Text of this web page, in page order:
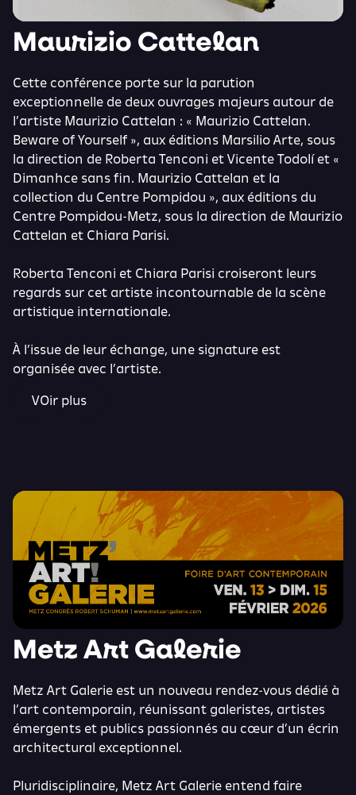
Maurizio Cattelan
Cette conférence porte sur la parution
exceptionnelle de deux ouvrages majeurs autour de
l’artiste Maurizio Cattelan : « Maurizio Cattelan.
Beware of Yourself », aux éditions Marsilio Arte, sous
la direction de Roberta Tenconi et Vicente Todolí et «
Dimanhce sans fin. Maurizio Cattelan et la
collection du Centre Pompidou », aux éditions du
Centre Pompidou-Metz, sous la direction de Maurizio
Cattelan et Chiara Parisi.
Roberta Tenconi et Chiara Parisi croiseront leurs
regards sur cet artiste incontournable de la scène
artistique internationale.
À l’issue de leur échange, une signature est
organisée avec l’artiste.
VOir plus
Metz Art Galerie
Metz Art Galerie est un nouveau rendez-vous dédié à
l’art contemporain, réunissant galeristes, artistes
émergents et publics passionnés au cœur d’un écrin
architectural exceptionnel.
Pluridisciplinaire, Metz Art Galerie entend faire